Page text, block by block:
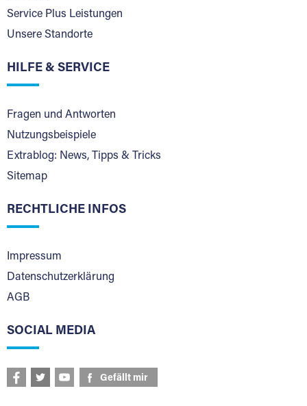
Service Plus Leistungen
Unsere Standorte
HILFE & SERVICE
Fragen und Antworten
Nutzungsbeispiele
Extrablog: News, Tipps & Tricks
Sitemap
RECHTLICHE INFOS
Impressum
Datenschutzerklärung
AGB
SOCIAL MEDIA
Gefällt mir